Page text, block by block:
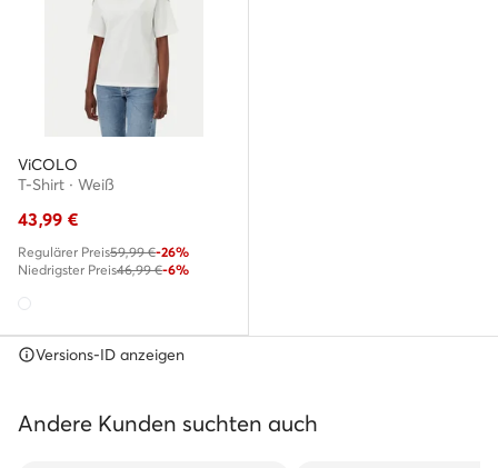
ViCOLO
T-Shirt · Weiß
43,99 €
Regulärer Preis59,99 €-26%
Niedrigster Preis46,99 €-6%
Versions-ID anzeigen
Andere Kunden suchten auch